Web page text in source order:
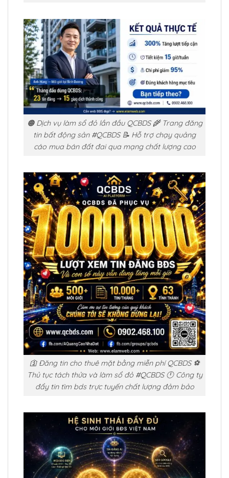
🟠 Dịch vụ làm sổ đỏ lần đầu QCBDS 🌾 Trang đăng
tin bất động sản #QCBDS 📝 Hỗ trợ chạy quảng
cáo mua bán đất đai qua mạng chất lượng cao
🛐 Đăng tin cho thuê mặt bằng miễn phí QCBDS ⚽
Thủ tục tách thửa và làm sổ đỏ #QCBDS 🕛 Công ty
đẩy tin tìm bds trực tuyến chất lượng đảm bảo